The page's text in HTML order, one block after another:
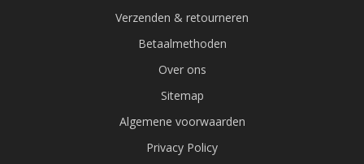
Verzenden & retourneren
Betaalmethoden
Over ons
Sitemap
Algemene voorwaarden
Privacy Policy